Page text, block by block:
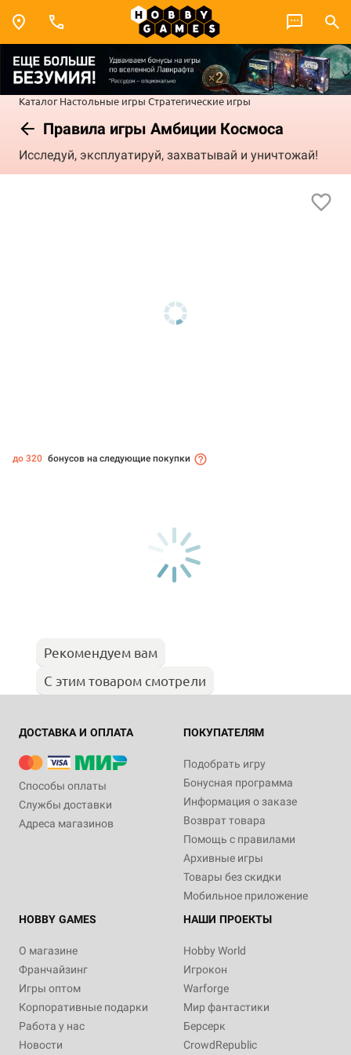
Каталог Настольные игры Стратегические игры
Правила игры Амбиции Космоса
Исследуй, эксплуатируй, захватывай и уничтожай!
до 320 бонусов на следующие покупки
Рекомендуем вам
С этим товаром смотрели
ДОСТАВКА И ОПЛАТА
Способы оплаты
Службы доставки
Адреса магазинов
ПОКУПАТЕЛЯМ
Подобрать игру
Бонусная программа
Информация о заказе
Возврат товара
Помощь с правилами
Архивные игры
Товары без скидки
Мобильное приложение
HOBBY GAMES
О магазине
Франчайзинг
Игры оптом
Корпоративные подарки
Работа у нас
Новости
НАШИ ПРОЕКТЫ
Hobby World
Игрокон
Warforge
Мир фантастики
Берсерк
CrowdRepublic